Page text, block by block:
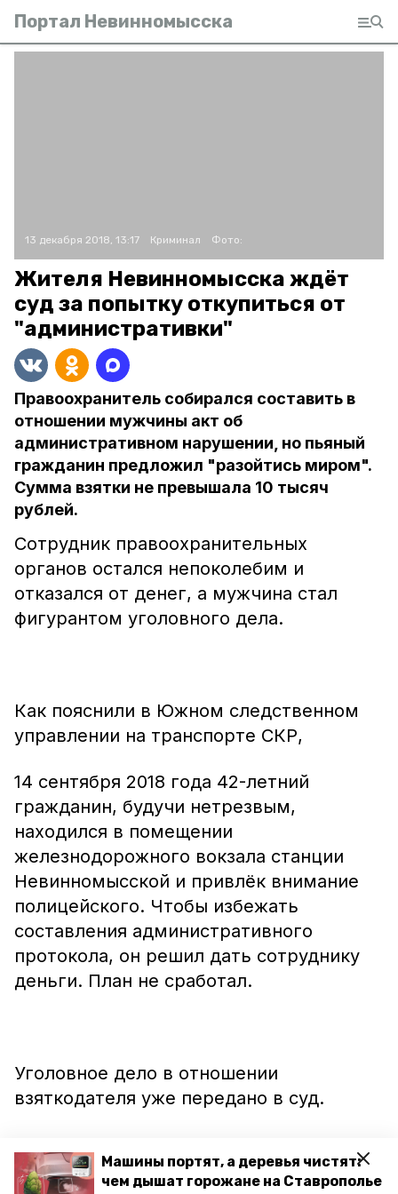
Машины портят, а деревья чистят:
чем дышат горожане на Ставрополье
Портал Невинномысска
13 декабря 2018, 13:17 Криминал Фото:
Жителя Невинномысска ждёт
суд за попытку откупиться от
"административки"
Правоохранитель собирался составить в
отношении мужчины акт об
административном нарушении, но пьяный
гражданин предложил "разойтись миром".
Сумма взятки не превышала 10 тысяч
рублей.
Сотрудник правоохранительных
органов остался непоколебим и
отказался от денег, а мужчина стал
фигурантом уголовного дела.
Как пояснили в Южном следственном
управлении на транспорте СКР,
14 сентября 2018 года 42-летний
гражданин, будучи нетрезвым,
находился в помещении
железнодорожного вокзала станции
Невинномысской и привлёк внимание
полицейского. Чтобы избежать
составления административного
протокола, он решил дать сотруднику
деньги. План не сработал.
Уголовное дело в отношении
взяткодателя уже передано в суд.